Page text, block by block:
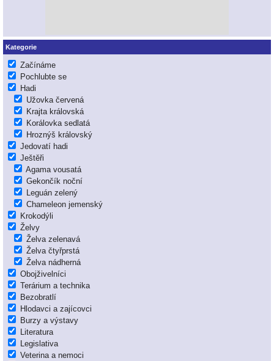
Kategorie
Začínáme
Pochlubte se
Hadi
Užovka červená
Krajta královská
Korálovka sedlatá
Hroznýš královský
Jedovatí hadi
Ještěři
Agama vousatá
Gekončík noční
Leguán zelený
Chameleon jemenský
Krokodýli
Želvy
Želva zelenavá
Želva čtyřprstá
Želva nádherná
Obojživelníci
Terárium a technika
Bezobratlí
Hlodavci a zajícovci
Burzy a výstavy
Literatura
Legislativa
Veterina a nemoci